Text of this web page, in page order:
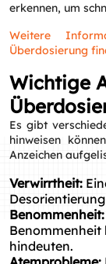
erkennen, um
Weitere
Überdosierung
Wichtige
Es gibt
hinweisen
Anzeichen
Verwirrtheit:
Benommenheit:
Benommenheit
hindeuten.